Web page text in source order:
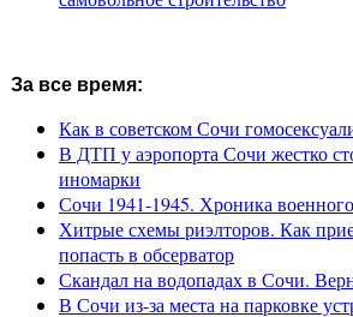
За все время:
Как в советском Сочи
В ДТП у аэропорта Сочи жестко
иномарки
Сочи 1941-1945. Хроника
Хитрые схемы риэлторов. Как
попасть в обсерватор
Скандал на водопадах в Сочи.
В Сочи из-за места на парковке